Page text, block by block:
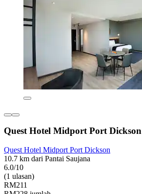
Quest Hotel Midport Port Dickson
Quest Hotel Midport Port Dickson
10.7 km dari Pantai Saujana
6.0/10
(1 ulasan)
RM211